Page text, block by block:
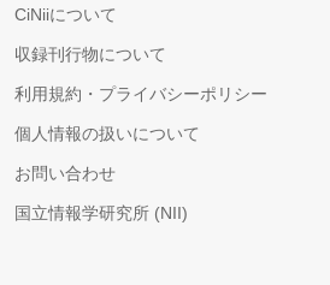
CiNiiについて
収録刊行物について
利用規約・プライバシーポリシー
個人情報の扱いについて
お問い合わせ
国立情報学研究所 (NII)